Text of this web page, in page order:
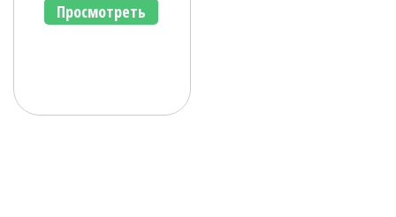
Просмотреть